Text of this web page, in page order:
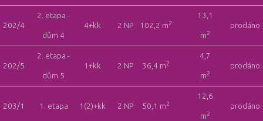
202/4
2. etapa -
dům 4
4+kk 2.NP 102,2 m2
13,1
m2
prodáno
202/5
2. etapa -
dům 5
1+kk 2.NP 36,4 m2
4,7
m2
prodáno
203/1 1. etapa 1(2)+kk 2.NP 50,1 m2
12,6
m2
prodáno